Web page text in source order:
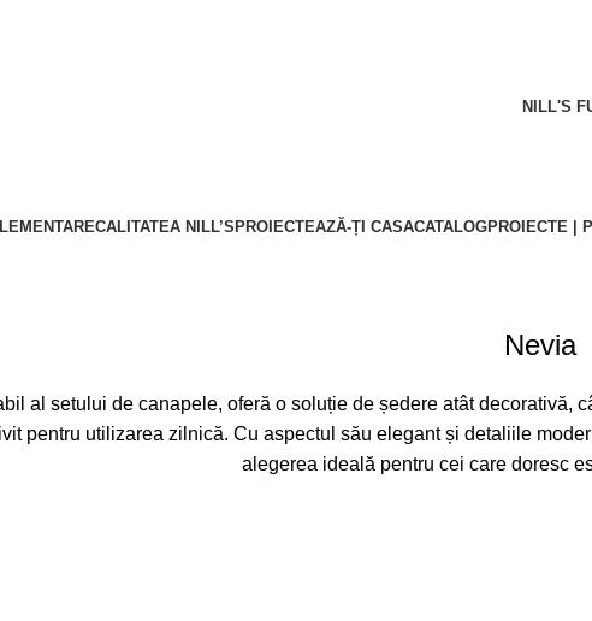
NILL'S
CALITATEA NILL’S PROIECTEAZĂ-ȚI CASACATALOGPROIECTE |
Nevia
al setului de canapele, oferă o soluție de ședere atât
pentru utilizarea zilnică. Cu aspectul său elegant și detaliile
alegerea ideală pentru cei care doresc